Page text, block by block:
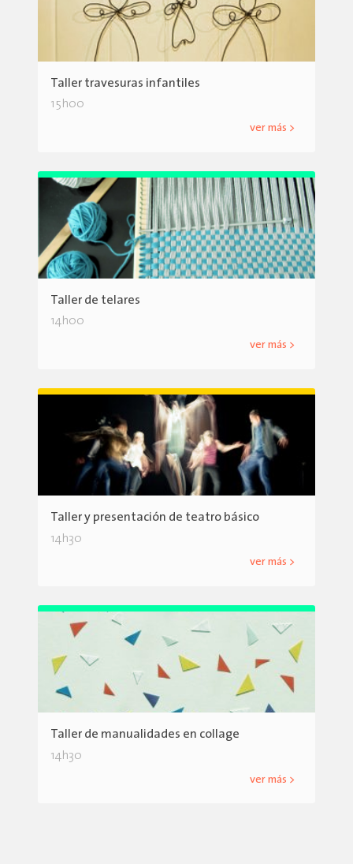
Taller travesuras infantiles
15h00
ver más >
Taller de telares
14h00
ver más >
Taller y presentación de teatro básico
14h30
ver más >
Taller de manualidades en collage
14h30
ver más >